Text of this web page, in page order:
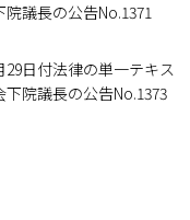
議長の公告No.1371
日付法律の単一テキス
下院議長の公告No.1373